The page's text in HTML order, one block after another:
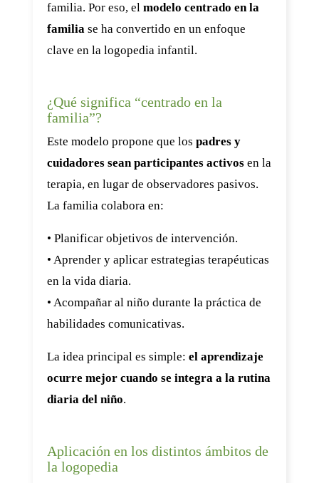
familia. Por eso, el modelo centrado en la
familia se ha convertido en un enfoque
clave en la logopedia infantil.
¿Qué significa “centrado en la
familia”?
Este modelo propone que los padres y
cuidadores sean participantes activos en la
terapia, en lugar de observadores pasivos.
La familia colabora en:
• Planificar objetivos de intervención.
• Aprender y aplicar estrategias terapéuticas
en la vida diaria.
• Acompañar al niño durante la práctica de
habilidades comunicativas.
La idea principal es simple: el aprendizaje
ocurre mejor cuando se integra a la rutina
diaria del niño.
Aplicación en los distintos ámbitos de
la logopedia